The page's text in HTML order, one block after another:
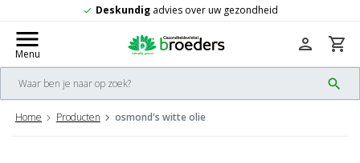
check Deskundigadvies over uw gezondheid
menu
Menu
search
person shopping_cart
Home Producten osmond's witte olie